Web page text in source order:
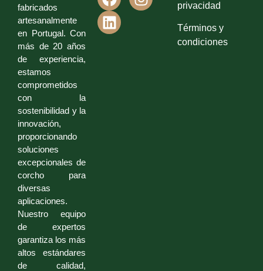
fabricados
artesanalmente
en Portugal. Con
más de 20 años
de experiencia,
estamos
comprometidos
con la
sostenibilidad y la
innovación,
proporcionando
soluciones
excepcionales de
corcho para
diversas
aplicaciones.
Nuestro equipo
de expertos
garantiza los más
altos estándares
de calidad,
privacidad
Términos y
condiciones